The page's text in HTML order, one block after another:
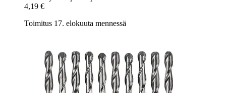
4,19 €
Toimitus 17. elokuuta mennessä